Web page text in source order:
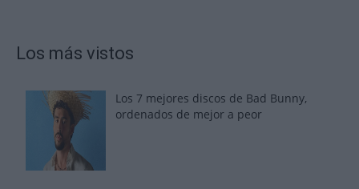
Los más vistos
Los 7 mejores discos de Bad Bunny,
ordenados de mejor a peor